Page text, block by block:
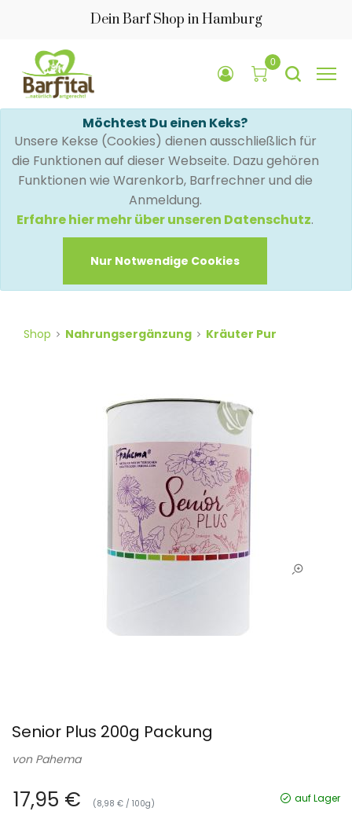
Dein Barf Shop in Hamburg
0
Möchtest Du einen Keks?
Unsere Kekse (Cookies) dienen ausschließlich für
die Funktionen auf dieser Webseite. Dazu gehören
Funktionen wie Warenkorb, Barfrechner und die
Anmeldung.
Erfahre hier mehr über unseren Datenschutz.
Nur Notwendige Cookies
Shop Nahrungsergänzung Kräuter Pur
Senior Plus 200g Packung
von Pahema
17,95 € (8,98 € / 100g) auf Lager